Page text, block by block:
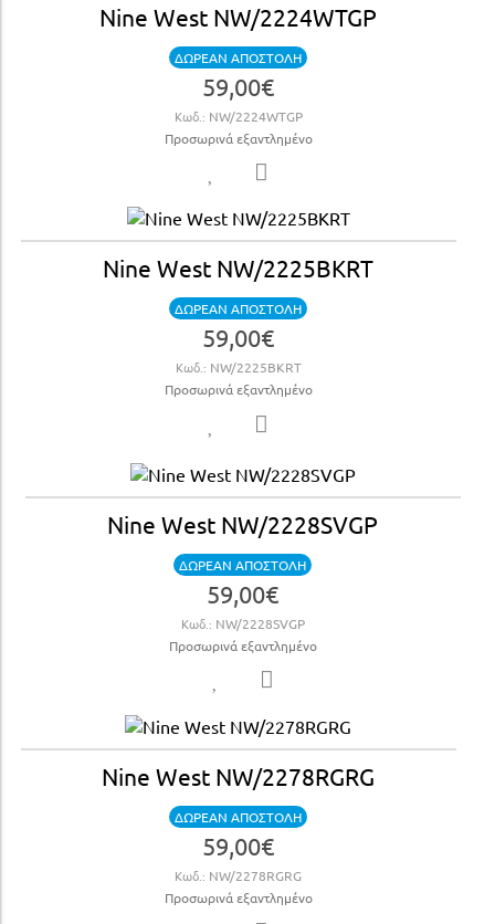
Nine West NW/2224WTGP
ΔΩΡΕΑΝ ΑΠΟΣΤΟΛΗ
59,00€
Κωδ.: NW/2224WTGP
Προσωρινά εξαντλημένο
Nine West NW/2225BKRT
ΔΩΡΕΑΝ ΑΠΟΣΤΟΛΗ
59,00€
Κωδ.: NW/2225BKRT
Προσωρινά εξαντλημένο
Nine West NW/2228SVGP
ΔΩΡΕΑΝ ΑΠΟΣΤΟΛΗ
59,00€
Κωδ.: NW/2228SVGP
Προσωρινά εξαντλημένο
Nine West NW/2278RGRG
ΔΩΡΕΑΝ ΑΠΟΣΤΟΛΗ
59,00€
Κωδ.: NW/2278RGRG
Προσωρινά εξαντλημένο